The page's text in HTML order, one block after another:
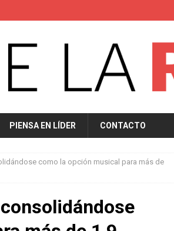
PIENSA EN LÍDER CONTACTO
como la opción musical para más de